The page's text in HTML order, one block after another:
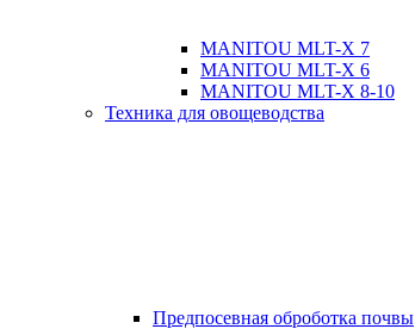
MANITOU MLT-X 7
MANITOU MLT-X 6
MANITOU MLT-X 8-10
Техника для овощеводства
Предпосевная оброботка почвы